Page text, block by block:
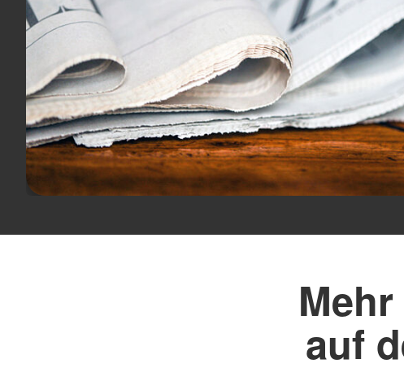
Hausnotruf
Krankentransport
Hörzeitung
Angebote für Senioren
Gesamtübersicht
Gymnastik
Wassergymnastik
Tanzen
Kita Dünennest
Kita Villa Kunterbunt
Kita Regenbogenland
Kita Vosseberg
Kita Nautilus
Kita Zauberwald
auf